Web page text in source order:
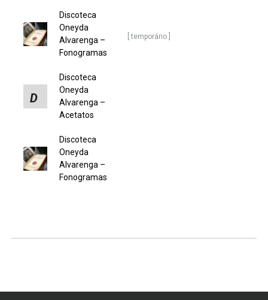
Discoteca
Oneyda
Alvarenga –
Fonogramas
[ temporário ]
D
Discoteca
Oneyda
Alvarenga –
Acetatos
Discoteca
Oneyda
Alvarenga –
Fonogramas